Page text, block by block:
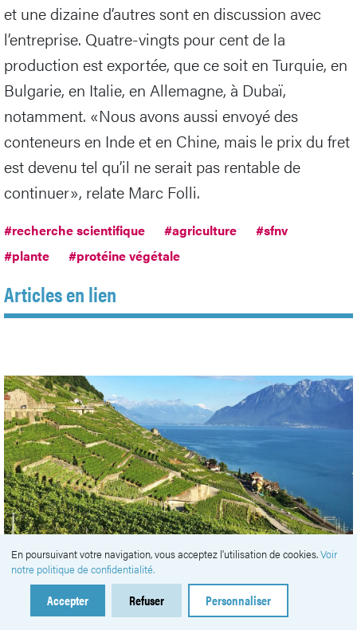
et une dizaine d’autres sont en discussion avec
l’entreprise. Quatre-vingts pour cent de la
production est exportée, que ce soit en Turquie, en
Bulgarie, en Italie, en Allemagne, à Dubaï,
notamment. «Nous avons aussi envoyé des
conteneurs en Inde et en Chine, mais le prix du fret
est devenu tel qu’il ne serait pas rentable de
continuer», relate Marc Folli.
#recherche scientifique #agriculture
#sfnv
#plante
#protéine végétale
Articles en lien
Viticulture
En poursuivant votre navigation, vous acceptez l'utilisation de cookies.Voir
notre politique de confidentialité.
Accepter Refuser Personnaliser